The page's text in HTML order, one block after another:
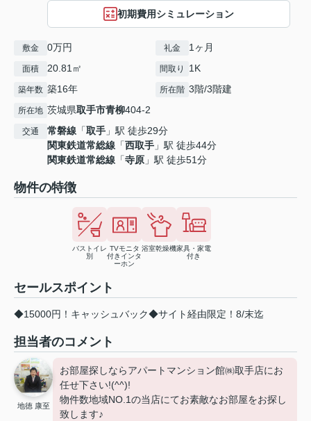
初期費用シミュレーション
敷金 0万円 礼金 1ヶ月
面積 20.81㎡ 間取り 1K
築年数 築16年 所在階 3階/3階建
所在地 茨城県取手市青柳404-2
交通 常磐線 「取手 」駅 徒歩29分
関東鉄道常総線 「西取手 」駅 徒歩44分
関東鉄道常総線 「寺原 」駅 徒歩51分
物件の特徴
バストイレ
別
TVモニタ
付きインタ
ーホン
浴室乾燥機家具・家電
付き
セールスポイント
◆15000円！キャッシュバック◆サイト経由限定！8/末迄
担当者のコメント
地徳 康至
お部屋探しならアパートマンション館㈱取手店にお
任せ下さい!(^^)!
物件数地域NO.1の当店にてお素敵なお部屋をお探し
致します♪